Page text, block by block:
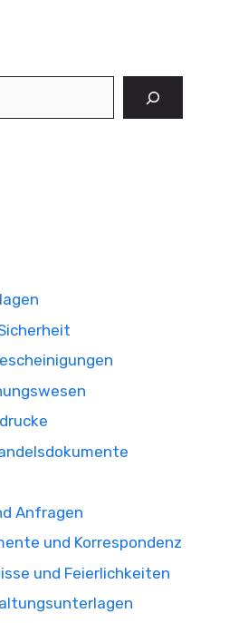
Anfragen
und Korrespondenz
und Feierlichkeiten